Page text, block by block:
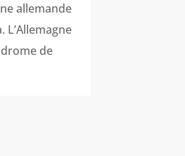
allemande
L’Allemagne
de